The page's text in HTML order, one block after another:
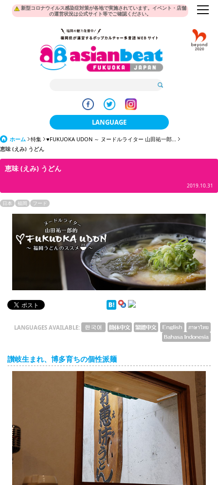
新型コロナウイルス感染症対策が各地で実施されています。イベント・店舗
の運営状況は公式サイト等でご確認ください。
LANGUAGE
日本語
한국어
ภาษาไทย
tiéng Viêt
Bahasa Indonesia
ホーム 特集
♥FUKUOKA UDON ～ ヌードルライター 山田祐一郎...
恵味 (えみ) うどん
恵味 (えみ) うどん
2019.10.31
日本 福岡 フード
LANGUAGES AVAILABLE:
讃岐生まれ、博多育ちの個性派麺